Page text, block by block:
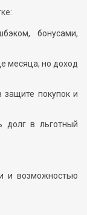
бонусами,
месяца, но доход
защите покупок и
долг в льготный
и возможностью